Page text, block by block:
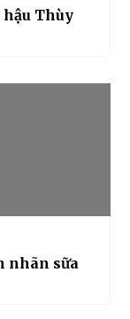
Thùy
nhãn sữa